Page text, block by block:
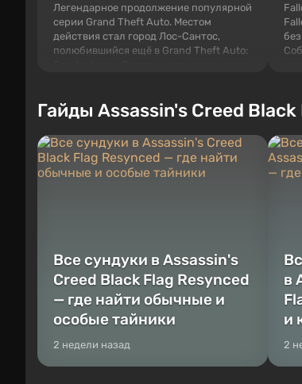
Легендарное продолжение популярной
серии Grand Theft Auto. Местом
действия стал город Лос-Сантос,
полюбившийся ещё в Grand Theft Auto:
которыми вы сможете переключаться в
любое время. Жанр и...
Гайды Assassin's Creed Black
Все сундуки в Assassin's
Creed Black Flag Resynced
— где найти обычные и
особые тайники
2 недели назад
в
и
2